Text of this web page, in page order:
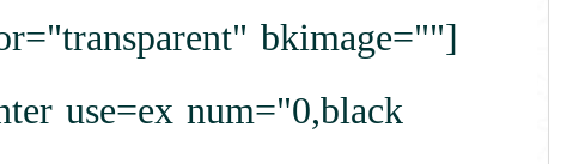
bkimage=""
use=ex num="0,black"]